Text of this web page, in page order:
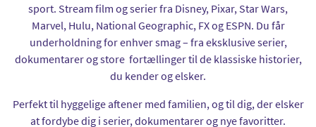
sport. Stream film og serier fra Disney, Pixar, Star Wars,
Marvel, Hulu, National Geographic, FX og ESPN. Du får
underholdning for enhver smag – fra eksklusive serier,
dokumentarer og store fortællinger til de klassiske historier,
du kender og elsker.
Perfekt til hyggelige aftener med familien, og til dig, der elsker
at fordybe dig i serier, dokumentarer og nye favoritter.